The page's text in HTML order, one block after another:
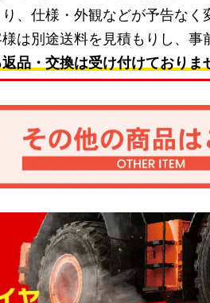
、仕様・外観などが予告なく
は別途送料を見積もりし、事
品・交換は受け付けておりま